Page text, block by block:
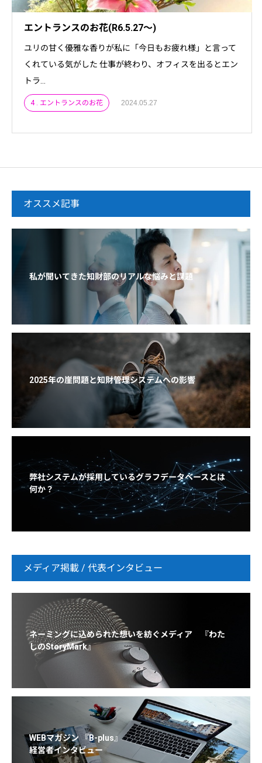
エントランスのお花(R6.5.27～)
ユリの甘く優雅な香りが私に「今日もお疲れ様」と言って
くれている気がした 仕事が終わり、オフィスを出るとエン
トラ...
4 . エントランスのお花 2024.05.27
オススメ記事
私が聞いてきた知財部のリアルな悩みと課題
2025年の崖問題と知財管理システムへの影響
弊社システムが採用しているグラフデータベースとは
何か？
メディア掲載 / 代表インタビュー
ネーミングに込められた想いを紡ぐメディア 『わた
しのStoryMark』
WEBマガジン 『B-plus』
経営者インタビュー